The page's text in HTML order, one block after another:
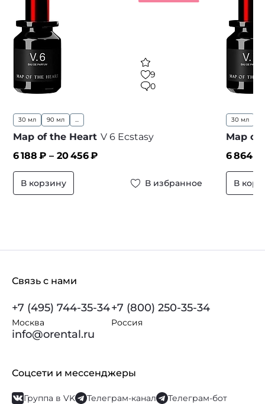
9
0
30 мл 90 мл
Map of the Heart V 6 Ecstasy
6 188 ₽ – 20 456₽
В корзину В избранное
30 мл
Map of
6 864
В
Связь с нами
+7 (495) 744-35-34
Москва
+7 (800) 250-35-34
Россия
info@orental.ru
Соцсети и мессенджеры
Группа в VK Телеграм-канал Телеграм-бот